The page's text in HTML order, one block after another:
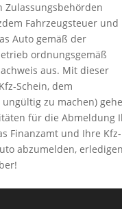
Zulassungsbehörden
Fahrzeugsteuer und
Auto gemäß der
ordnungsgemäß
aus. Mit dieser
Schein, dem
zu machen)
für die Abmeldung
Finanzamt und Ihre Kfz-
abzumelden,